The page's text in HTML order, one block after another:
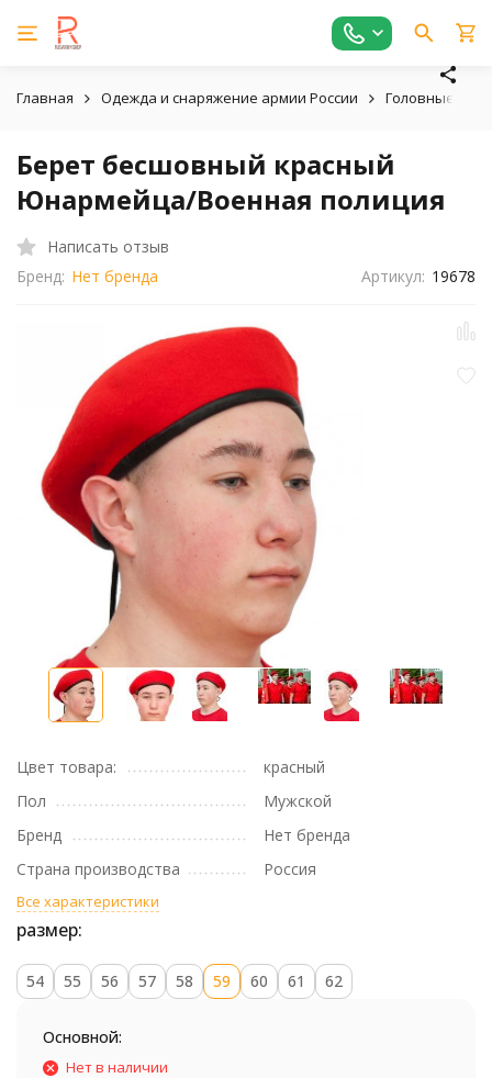
Главная Одежда и снаряжение армии России Головные
Берет бесшовный красный
Юнармейца/Военная полиция
Написать отзыв
Бренд: Нет бренда Артикул: 19678
Цвет товара:
красный
Пол
Мужской
Бренд
Нет бренда
Страна производства
Россия
Все характеристики
размер:
54 55 56 57 58 59 60 61 62
Основной:
Нет в наличии